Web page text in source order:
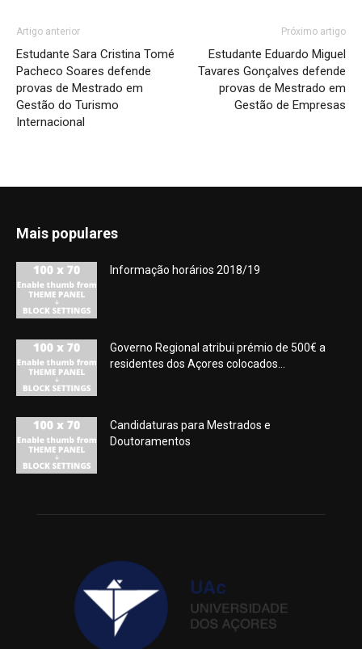
Artigo anterior
Estudante Sara Cristina Tomé
Pacheco Soares defende
provas de Mestrado em
Gestão do Turismo
Internacional
Próximo artigo
Estudante Eduardo Miguel
Tavares Gonçalves defende
provas de Mestrado em
Gestão de Empresas
Mais populares
Informação horários 2018/19
Governo Regional atribui prémio de 500€ a
residentes dos Açores colocados...
Candidaturas para Mestrados e
Doutoramentos